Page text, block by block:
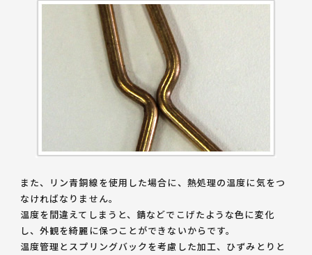
また、リン青銅線を使用した場合に、熱処理の温度に気をつ
なければなりません。
温度を間違えてしまうと、錆などでこげたような色に変化
し、外観を綺麗に保つことができないからです。
温度管理とスプリングバックを考慮した加工、ひずみとりと